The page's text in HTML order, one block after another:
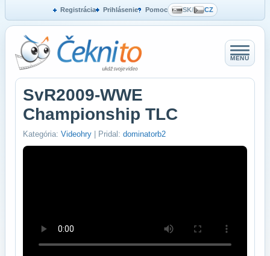
Registrácia Prihlásenie Pomoc SK/ CZ
MENU
SvR2009-WWE
Championship TLC
Kategória: Videohry | Pridal: dominatorb2